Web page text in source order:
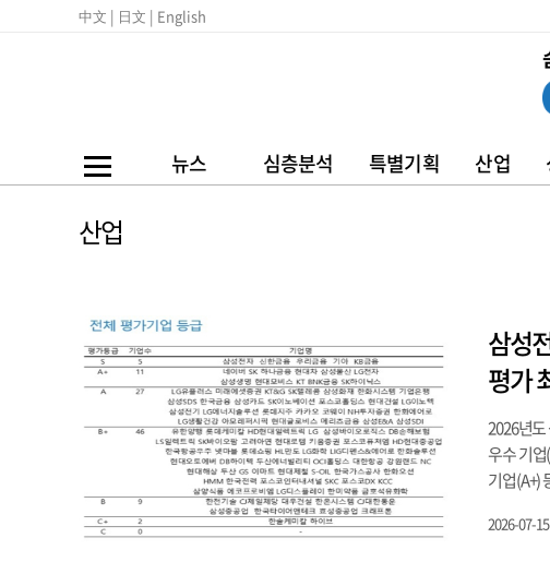
中文 | 日文 | English
뉴스 심층분석 특별기획 산업
산업
삼성
평가
2026년도
우수 기
기업(A+)
2026-07-